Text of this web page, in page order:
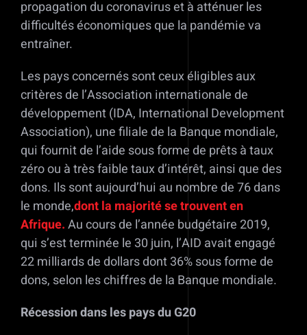
propagation du coronavirus et à atténuer les
difficultés économiques que la pandémie va
entraîner.
Les pays concernés sont ceux éligibles aux
critères de l’Association internationale de
développement (IDA, International Development
Association), une filiale de la Banque mondiale,
qui fournit de l’aide sous forme de prêts à taux
zéro ou à très faible taux d’intérêt, ainsi que des
dons. Ils sont aujourd’hui au nombre de 76 dans
le monde,dont la majorité se trouvent en
Afrique.Au cours de l’année budgétaire 2019,
qui s’est terminée le 30 juin, l’AID avait engagé
22 milliards de dollars dont 36% sous forme de
dons, selon les chiffres de la Banque mondiale.
Récession dans les pays du G20